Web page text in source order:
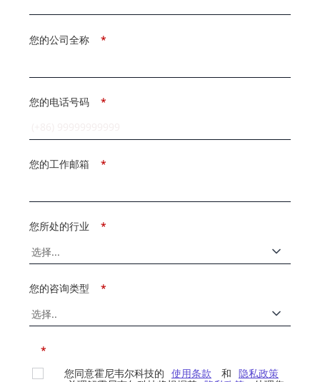
*
您的公司全称
*
您的电话号码
*
您的工作邮箱
*
您所处的行业
*
您的咨询类型
*
您同意霍尼韦尔科技的 使用条款 和 隐私政策